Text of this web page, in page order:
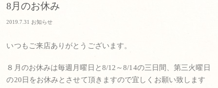
8月のお休み
2019.7.31 お知らせ
いつもご来店ありがとうございます。
８月のお休みは毎週月曜日と8/12～8/14の三日間、第三火曜日
の20日をお休みとさせて頂きますので宜しくお願い致します